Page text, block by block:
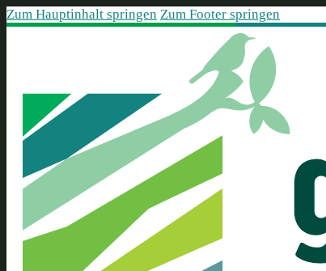
Zum Hauptinhalt springen Zum Footer springen